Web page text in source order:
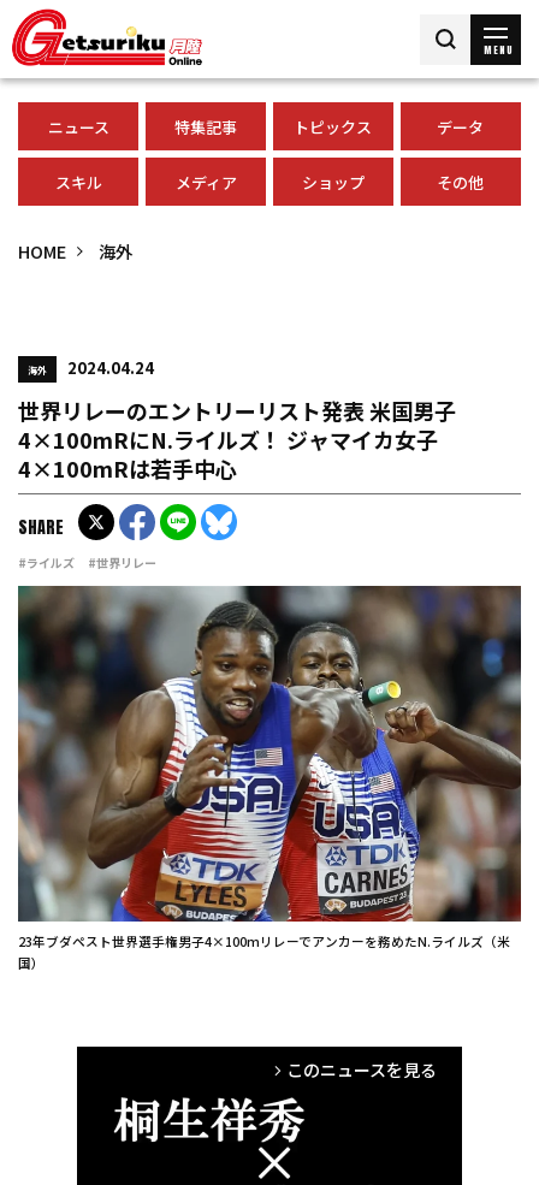
MENU
ニュース 特集記事 トピックス データ
スキル メディア ショップ その他
HOME 海外
海外 2024.04.24
世界リレーのエントリーリスト発表 米国男子
4×100mRにN.ライルズ！ ジャマイカ女子
4×100mRは若手中心
#ライルズ #世界リレー
SHARE
23年ブダペスト世界選手権男子4×100mリレーでアンカーを務めたN.ライルズ（米
国）
arrow_forward_ios このニュースを見る